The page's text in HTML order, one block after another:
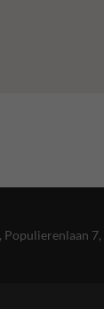
Populierenlaan 7,